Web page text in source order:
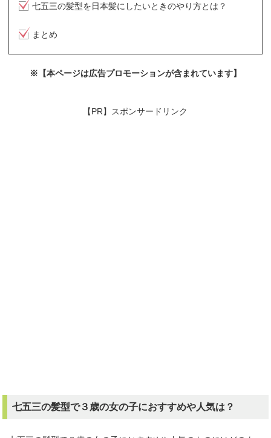
七五三の髪型を日本髪にしたいときのやり方とは？
まとめ
※【本ページは広告プロモーションが含まれています】
【PR】スポンサードリンク
七五三の髪型で３歳の女の子におすすめや人気は？